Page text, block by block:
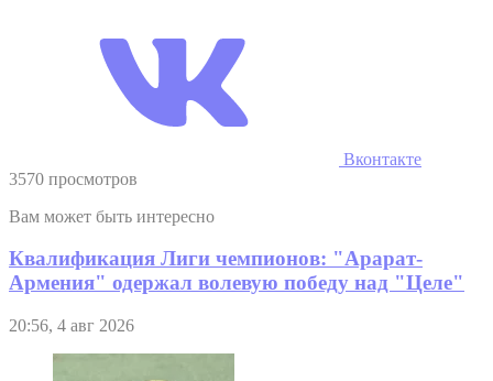
Вконтакте
3570 просмотров
Вам может быть интересно
Квалификация Лиги чемпионов: "Арарат-
Армения" одержал волевую победу над "Целе"
20:56, 4 авг 2026